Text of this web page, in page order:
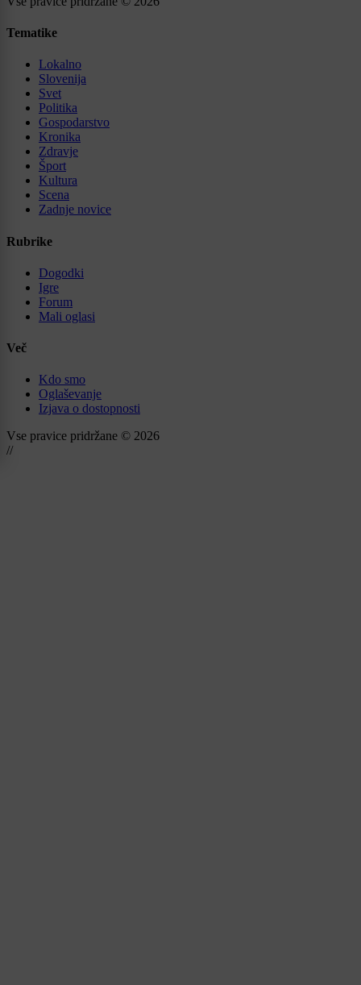
Tematike
Lokalno
Slovenija
Svet
Politika
Gospodarstvo
Kronika
Zdravje
Šport
Kultura
Scena
Zadnje novice
Rubrike
Dogodki
Igre
Forum
Mali oglasi
Več
Kdo smo
Oglaševanje
Izjava o dostopnosti
Vse pravice pridržane © 2026
//